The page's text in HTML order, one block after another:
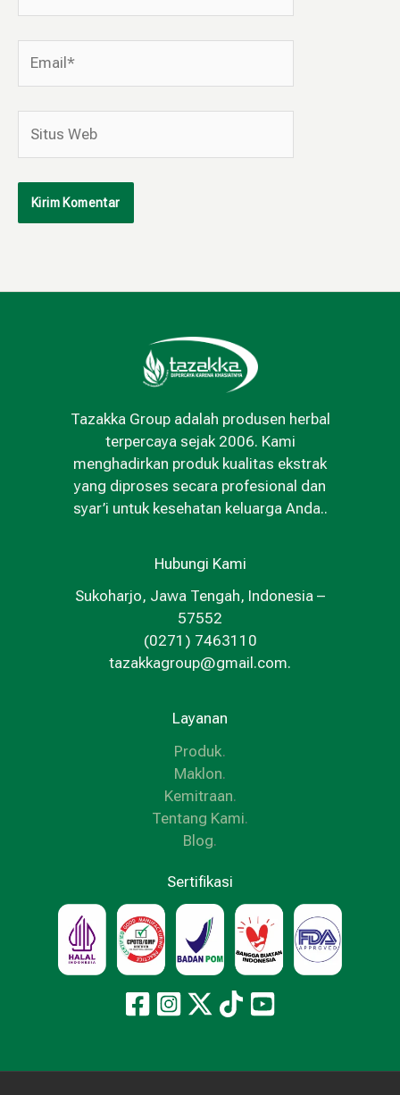
Web
Tazakka Group adalah produsen herbal
terpercaya sejak 2006. Kami
menghadirkan produk kualitas ekstrak
yang diproses secara profesional dan
syar’i untuk kesehatan keluarga Anda..
Hubungi Kami
Sukoharjo, Jawa Tengah, Indonesia –
57552
(0271) 7463110
tazakkagroup@gmail.com.
Layanan
Produk.
Maklon.
Kemitraan.
Tentang Kami.
Blog.
Sertifikasi